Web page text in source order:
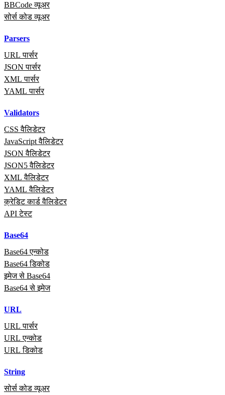
BBCode व्यूअर
सोर्स कोड व्यूअर
Parsers
URL पार्सर
JSON पार्सर
XML पार्सर
YAML पार्सर
Validators
CSS वैलिडेटर
JavaScript वैलिडेटर
JSON वैलिडेटर
JSON5 वैलिडेटर
XML वैलिडेटर
YAML वैलिडेटर
क्रेडिट कार्ड वैलिडेटर
API टेस्ट
Base64
Base64 एन्कोड
Base64 डिकोड
इमेज से Base64
Base64 से इमेज
URL
URL पार्सर
URL एन्कोड
URL डिकोड
String
सोर्स कोड व्यूअर